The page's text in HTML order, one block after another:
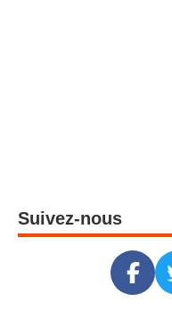
Suivez-nous